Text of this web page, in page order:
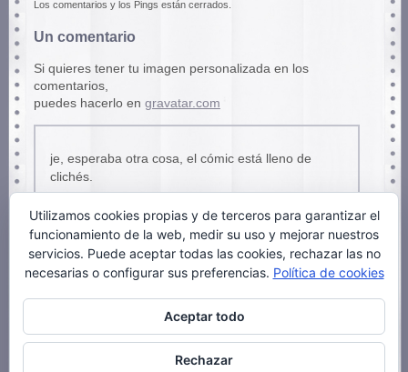
Los comentarios y los Pings están cerrados.
Un comentario
Si quieres tener tu imagen personalizada en los
comentarios,
puedes hacerlo en gravatar.com
je, esperaba otra cosa, el cómic está lleno de
clichés.
está el otro que le convida con la única intención
de poder venderle… un desastre, lo dejé en la
segunda página.
27 noviembre, 2008 a las 6:38 am
Utilizamos cookies propias y de terceros para garantizar el
funcionamiento de la web, medir su uso y mejorar nuestros
servicios. Puede aceptar todas las cookies, rechazar las no
necesarias o configurar sus preferencias. Política de cookies
Aceptar todo
Rechazar